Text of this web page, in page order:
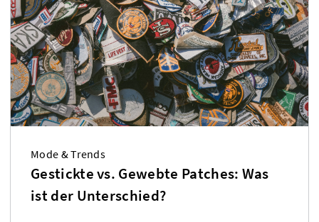
Mode & Trends
Gestickte vs. Gewebte Patches: Was
ist der Unterschied?